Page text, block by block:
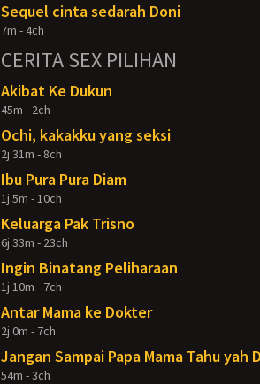
Sequel cinta sedarah Doni
7m - 4ch
CERITA SEX PILIHAN
Akibat Ke Dukun
45m - 2ch
Ochi, kakakku yang seksi
2j 31m - 8ch
Ibu Pura Pura Diam
1j 5m - 10ch
Keluarga Pak Trisno
6j 33m - 23ch
Ingin Binatang Peliharaan
1j 10m - 7ch
Antar Mama ke Dokter
2j 0m - 7ch
Jangan Sampai Papa Mama Tahu yah
54m - 3ch